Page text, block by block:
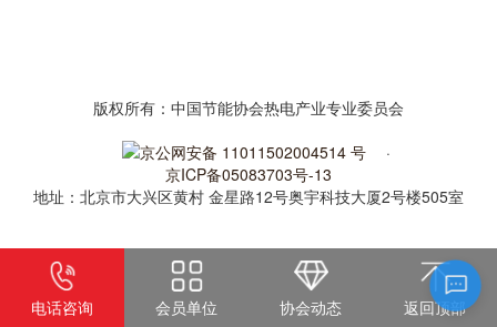
版权所有：中国节能协会热电产业专业委员会
京公网安备 11011502004514 号
·
京ICP备05083703号-13
地址：北京市大兴区黄村 金星路12号奥宇科技大厦2号楼505室
电话咨询 会员单位 协会动态 返回顶部